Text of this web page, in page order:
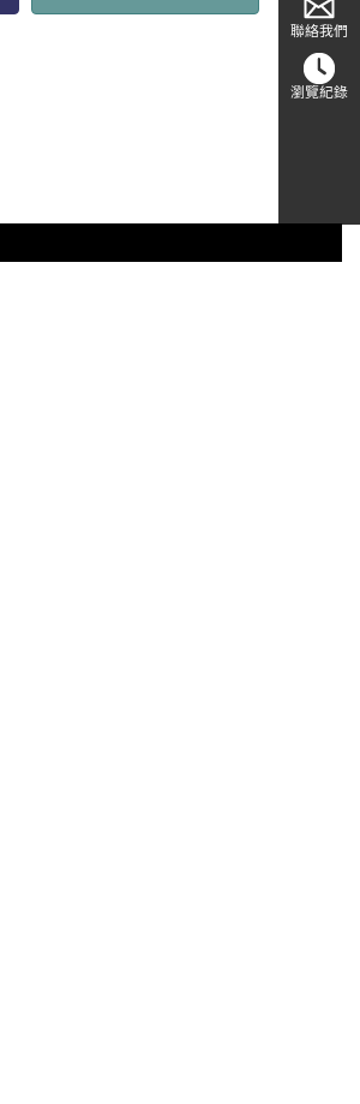
聯絡我們
瀏覽紀錄